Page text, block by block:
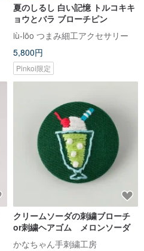
夏のしるし 白い記憶 トルコキキ
ョウとバラ ブローチピン
iù-lōo つまみ細工アクセサリー
5,800円
Pinkoi限定
クリームソーダの刺繍ブローチ
or刺繍ヘアゴム メロンソーダ
かなちゃん手刺繍工房